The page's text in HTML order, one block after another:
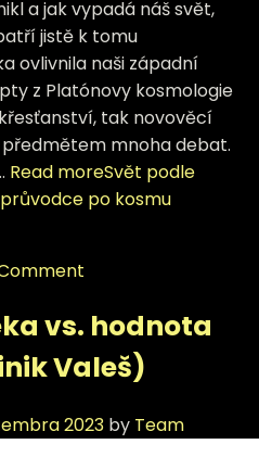
a jak vypadá náš svět,
jistě k tomu
ovlivnila naši západní
z Platónovy kosmologie
tak novověcí
předmětem mnoha debat.
Read moreSvět podle
po kosmu
vs. hodnota
Valeš)
2023 by Team